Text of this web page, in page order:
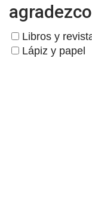
Libros y
Lápiz y papel